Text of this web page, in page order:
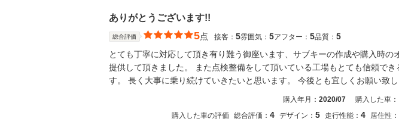
ありがとうございます!!
総合評価 5点 接客： 5雰囲気： 5アフター： 5品質： 5
とても丁寧に対応して頂き有り難う御座います、サブキーの作成や購入時の
提供して頂きました。 また点検整備をして頂いている工場もとても信頼で
す。 長く大事に乗り続けていきたいと思います。 今後とも宜しくお願い致し
購入年月： 2020/07 購入した車：
購入した車の評価
総合評価： 4 デザイン： 5 走行性能： 4 居住性：